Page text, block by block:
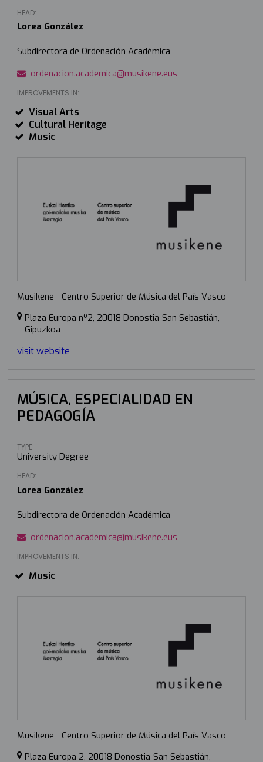
HEAD:
Lorea González
Subdirectora de Ordenación Académica
ordenacion.academica@musikene.eus
IMPROVEMENTS IN:
Visual Arts
Cultural Heritage
Music
Musikene - Centro Superior de Música del País Vasco
Plaza Europa nº2, 20018 Donostia-San Sebastián,
Gipuzkoa
visit website
MÚSICA, ESPECIALIDAD EN
PEDAGOGÍA
TYPE:
University Degree
HEAD:
Lorea González
Subdirectora de Ordenación Académica
ordenacion.academica@musikene.eus
IMPROVEMENTS IN:
Music
Musikene - Centro Superior de Música del País Vasco
Plaza Europa 2, 20018 Donostia-San Sebastián,